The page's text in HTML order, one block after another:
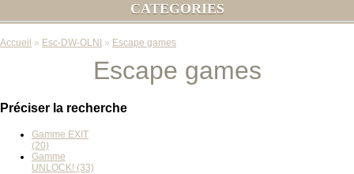
CATEGORIES
Accueil » Esc-DW-OLNI » Escape games
Escape games
Préciser la recherche
Gamme EXIT
(20)
Gamme
UNLOCK! (33)